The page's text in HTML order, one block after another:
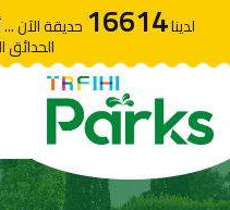
لدينا16614 حديقة الآن
الحدائق